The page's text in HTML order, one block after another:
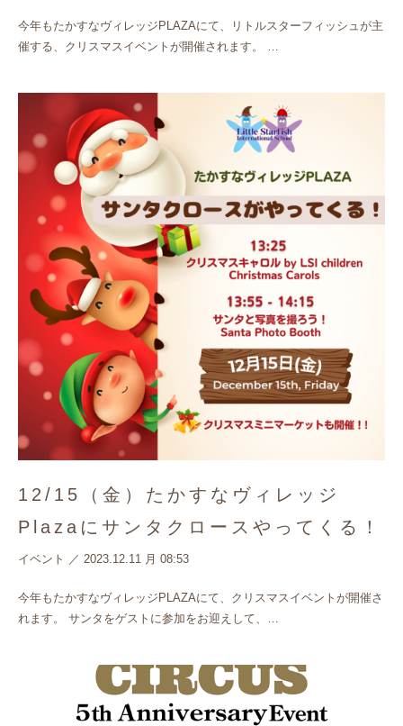
今年もたかすなヴィレッジPLAZAにて、リトルスターフィッシュが主
催する、クリスマスイベントが開催されます。 …
12/15（金）たかすなヴィレッジ
Plazaにサンタクロースやってくる！
イベント ／ 2023.12.11 月 08:53
今年もたかすなヴィレッジPLAZAにて、クリスマスイベントが開催さ
れます。 サンタをゲストに参加をお迎えして、…